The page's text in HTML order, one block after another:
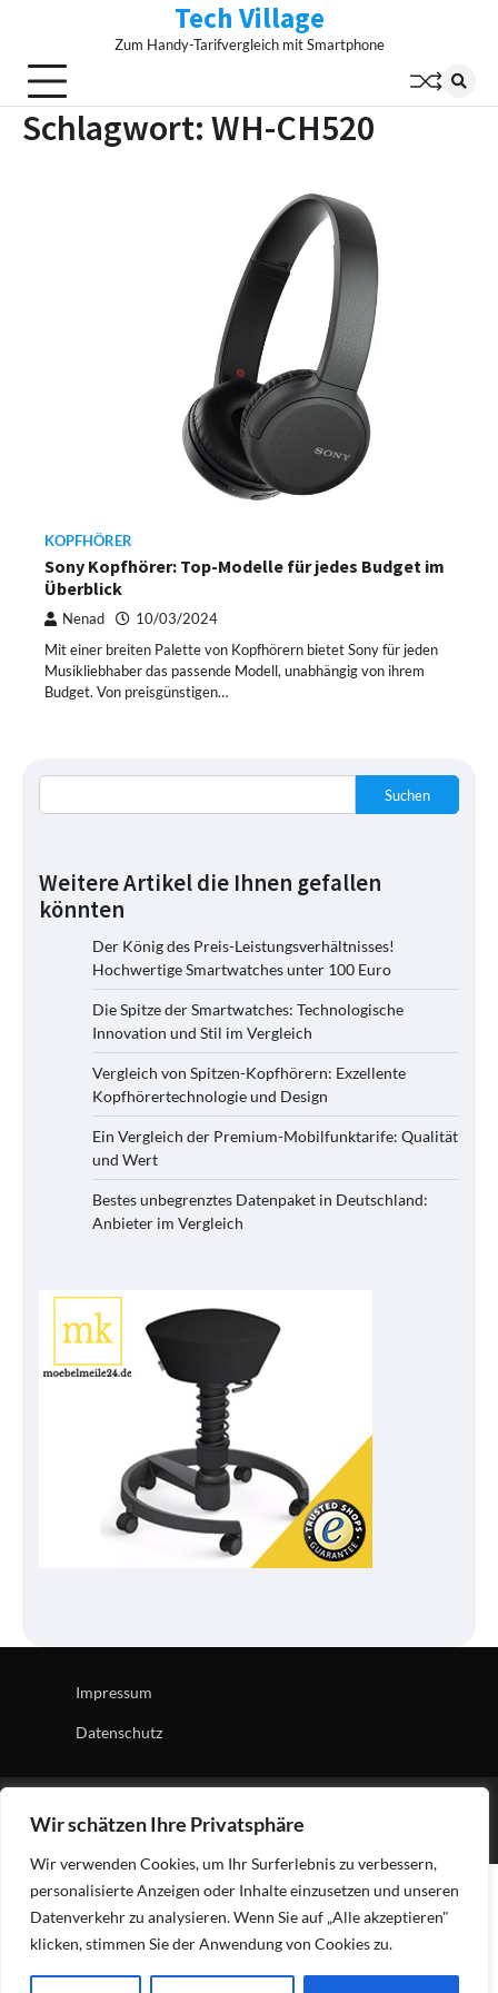
Wir schätzen Ihre Privatsphäre
Wir verwenden Cookies, um Ihr Surferlebnis zu verbessern,
personalisierte Anzeigen oder Inhalte einzusetzen und unseren
Datenverkehr zu analysieren. Wenn Sie auf „Alle akzeptieren"
klicken, stimmen Sie der Anwendung von Cookies zu.
content
Tech Village
Zum Handy-Tarifvergleich mit Smartphone
Schlagwort: WH-CH520
KOPFHÖRER
Sony Kopfhörer: Top-Modelle für jedes Budget im
Überblick
Nenad 10/03/2024
Mit einer breiten Palette von Kopfhörern bietet Sony für jeden
Musikliebhaber das passende Modell, unabhängig von ihrem
Budget. Von preisgünstigen…
Suchen
Weitere Artikel die Ihnen gefallen
könnten
Der König des Preis-Leistungsverhältnisses!
Hochwertige Smartwatches unter 100 Euro
Die Spitze der Smartwatches: Technologische
Innovation und Stil im Vergleich
Vergleich von Spitzen-Kopfhörern: Exzellente
Kopfhörertechnologie und Design
Ein Vergleich der Premium-Mobilfunktarife: Qualität
und Wert
Bestes unbegrenztes Datenpaket in Deutschland:
Anbieter im Vergleich
Impressum
Datenschutz
| Powered byWordPress.